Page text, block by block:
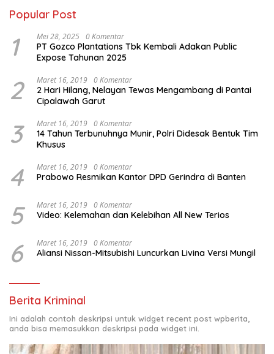
Popular Post
1 Mei 28, 2025 0 Komentar
PT Gozco Plantations Tbk Kembali Adakan Public
Expose Tahunan 2025
2 Maret 16, 2019 0 Komentar
2 Hari Hilang, Nelayan Tewas Mengambang di Pantai
Cipalawah Garut
3 Maret 16, 2019 0 Komentar
14 Tahun Terbunuhnya Munir, Polri Didesak Bentuk Tim
Khusus
4 Maret 16, 2019 0 Komentar
Prabowo Resmikan Kantor DPD Gerindra di Banten
5 Maret 16, 2019 0 Komentar
Video: Kelemahan dan Kelebihan All New Terios
6 Maret 16, 2019 0 Komentar
Aliansi Nissan-Mitsubishi Luncurkan Livina Versi Mungil
Berita Kriminal
Ini adalah contoh deskripsi untuk widget recent post wpberita,
anda bisa memasukkan deskripsi pada widget ini.